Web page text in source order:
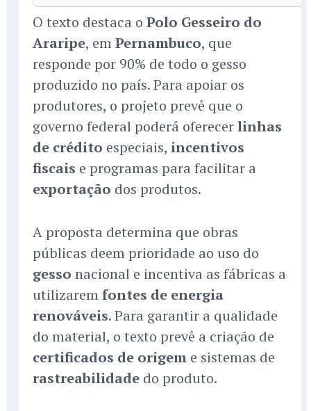
O texto destaca o Polo Gesseiro do
Araripe, emPernambuco, que
responde por 90% de todo o gesso
produzido no país. Para apoiar os
produtores, o projeto prevê que o
governo federal poderá oferecerlinhas
de crédito especiais, incentivos
fiscais e programas para facilitar a
exportação dos produtos.
A proposta determina que obras
públicas deem prioridade ao uso do
gesso nacional e incentiva as fábricas a
utilizaremfontes de energia
renováveis. Para garantir a qualidade
do material, o texto prevê a criação de
certificados de origem e sistemas de
rastreabilidade do produto.